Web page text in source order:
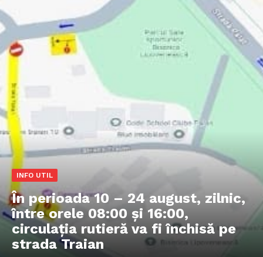
INFO UTIL
În perioada 10 – 24 august, zilnic,
între orele 08:00 și 16:00,
circulația rutieră va fi închisă pe
strada Traian